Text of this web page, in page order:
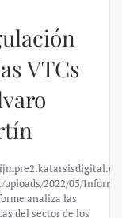
VTCs
2022/05/
analiza las
del sector de los